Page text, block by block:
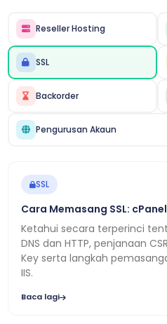
Reseller Hosting
SSL
Backorder
Pengurusan Akaun
SSL
Cara Memasang SSL:
Ketahui secara terperinci
DNS dan HTTP, penjanaan
Key serta langkah
IIS.
Baca lagi